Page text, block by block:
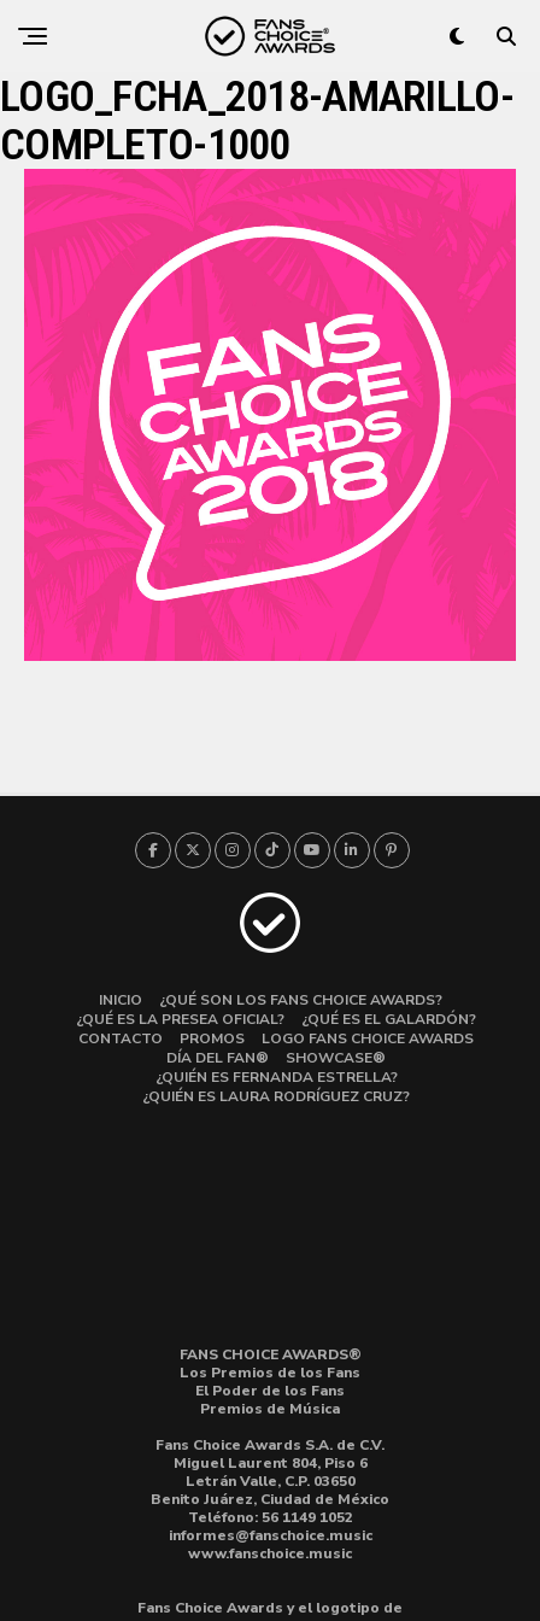
LOGO_FCHA_2018-AMARILLO-
COMPLETO-1000
INICIO
¿QUÉ SON LOS FANS CHOICE AWARDS?
¿QUÉ ES LA PRESEA OFICIAL?
¿QUÉ ES EL GALARDÓN?
CONTACTO
PROMOS
LOGO FANS CHOICE AWARDS
DÍA DEL FAN®
SHOWCASE®
¿QUIÉN ES FERNANDA ESTRELLA?
¿QUIÉN ES LAURA RODRÍGUEZ CRUZ?
FANS CHOICE AWARDS®
Los Premios de los Fans
El Poder de los Fans
Premios de Música
Fans Choice Awards S.A. de C.V.
Miguel Laurent 804, Piso 6
Letrán Valle, C.P. 03650
Benito Juárez, Ciudad de México
Teléfono: 56 1149 1052
informes@fanschoice.music
www.fanschoice.music
Fans Choice Awards y el logotipo de